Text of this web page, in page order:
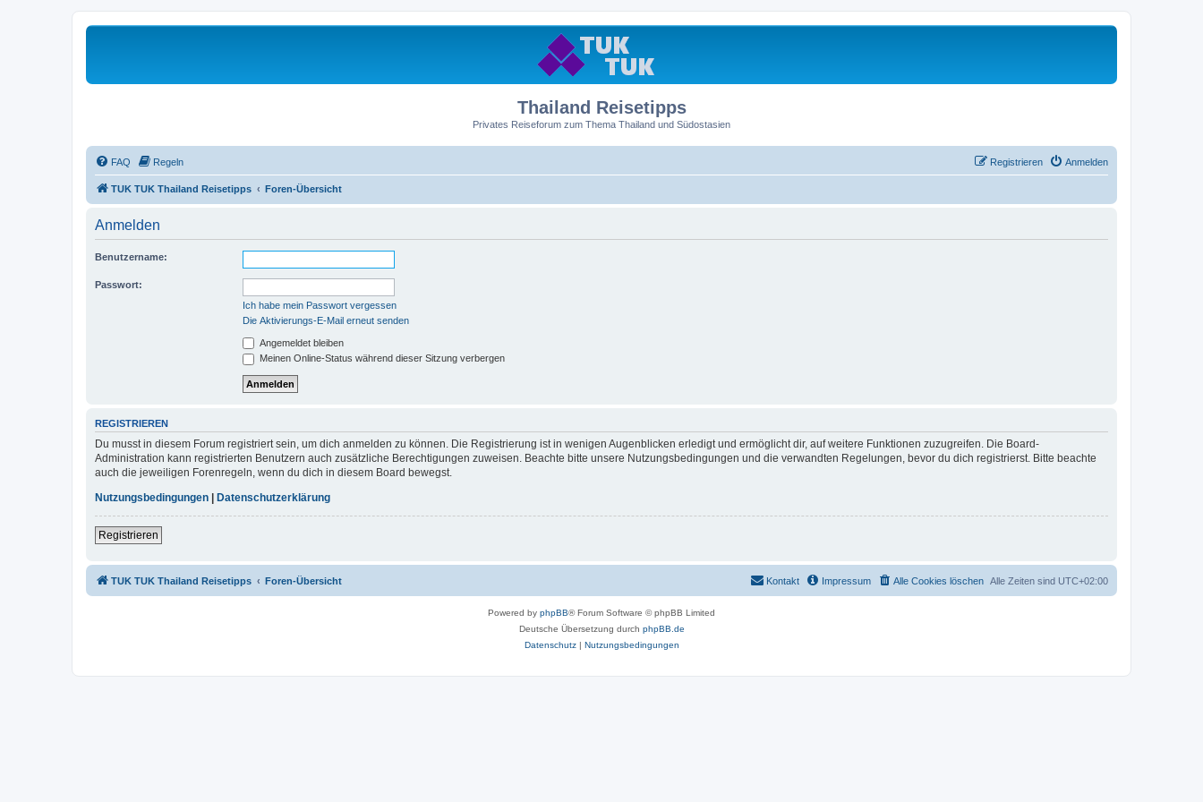
Thailand Reisetipps
Privates Reiseforum zum Thema Thailand und Südostasien
FAQ Regeln Anmelden
Registrieren
TUK TUK Thailand Reisetipps Foren-Übersicht
Anmelden
Benutzername:
Passwort:
Ich habe mein Passwort vergessen
Die Aktivierungs-E-Mail erneut senden
Angemeldet bleiben
Meinen Online-Status während dieser Sitzung verbergen
REGISTRIEREN
Du musst in diesem Forum registriert sein, um dich anmelden zu können. Die Registrierung ist in wenigen Augenblicken erledigt und ermöglicht dir, auf weitere Funktionen zuzugreifen. Die Board-
Administration kann registrierten Benutzern auch zusätzliche Berechtigungen zuweisen. Beachte bitte unsere Nutzungsbedingungen und die verwandten Regelungen, bevor du dich registrierst. Bitte beachte
auch die jeweiligen Forenregeln, wenn du dich in diesem Board bewegst.
Nutzungsbedingungen
Datenschutzerklärung
Registrieren
TUK TUK Thailand Reisetipps Foren-Übersicht Alle Zeiten sind UTC+02:00
Alle Cookies löschen
Impressum
Kontakt
Powered by phpBB® Forum Software © phpBB Limited
Deutsche Übersetzung durch phpBB.de
Datenschutz| Nutzungsbedingungen